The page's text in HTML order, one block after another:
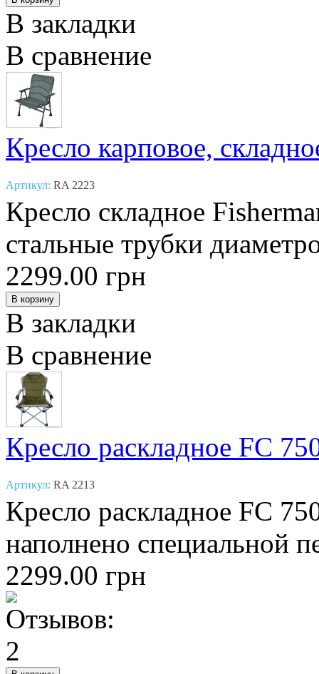
В закладки
В сравнение
Кресло карповое,
Артикул: RA 2223
Кресло складное
стальные трубки
2299.00 грн
В закладки
В сравнение
Кресло раскладное FC
Артикул: RA 2213
Кресло раскладное FC
наполнено специальной
2299.00 грн